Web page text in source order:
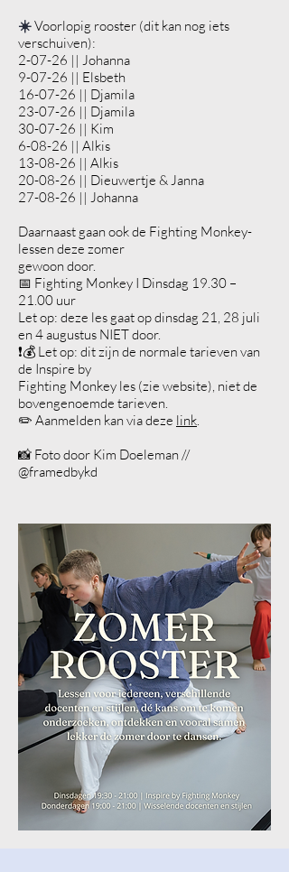
☀️Voorlopig rooster (dit kan nog iets
verschuiven):
2-07-26 || Johanna
9-07-26 || Elsbeth
16-07-26 || Djamila
23-07-26 || Djamila
30-07-26 || Kim
6-08-26 || Alkis
13-08-26 || Alkis
20-08-26 || Dieuwertje & Janna
27-08-26 || Johanna
Daarnaast gaan ook de Fighting Monkey-
lessen deze zomer
gewoon door.
📅 Fighting Monkey I Dinsdag 19.30 –
21.00 uur
Let op: deze les gaat op dinsdag 21, 28 juli
en 4 augustus NIET door.
❗️💰 Let op: dit zijn de normale tarieven van
de Inspire by
Fighting Monkey les (zie website), niet de
bovengenoemde tarieven.
✏️ Aanmelden kan via deze link.
📸 Foto door Kim Doeleman //
@framedbykd